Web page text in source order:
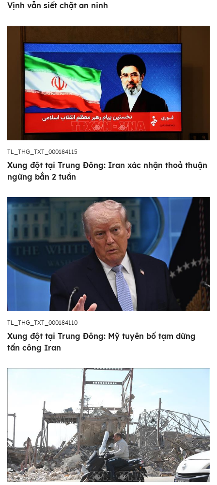
Vịnh vẫn siết chặt an ninh
TL_THG_TXT_000184115
Xung đột tại Trung Đông: Iran xác nhận thoả thuận
ngừng bắn 2 tuần
TL_THG_TXT_000184110
Xung đột tại Trung Đông: Mỹ tuyên bố tạm dừng
tấn công Iran